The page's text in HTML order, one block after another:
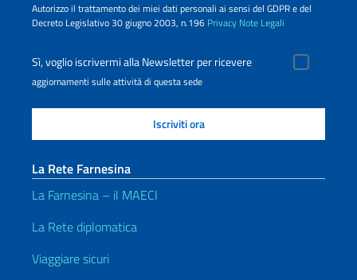
Autorizzo il trattamento dei miei dati personali ai sensi del GDPR e del
Decreto Legislativo 30 giugno 2003, n.196 Privacy Note Legali
Sì, voglio iscrivermi alla Newsletter per ricevere
aggiornamenti sulle attività di questa sede
La Rete Farnesina
La Farnesina – il MAECI
La Rete diplomatica
Viaggiare sicuri